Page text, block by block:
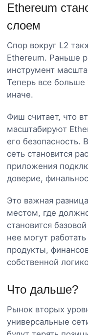
Ethereum
слоем
Спор вокруг L2
Ethereum. Раньше
инструмент
Теперь все больше
иначе.
Фиш считает, что
масштабируют
его безопасность.
сеть становится
приложения
доверие,
Это важная
местом, где
становится
нее могут
продукты,
собственной
Что дальше?
Рынок вторых
универсальные